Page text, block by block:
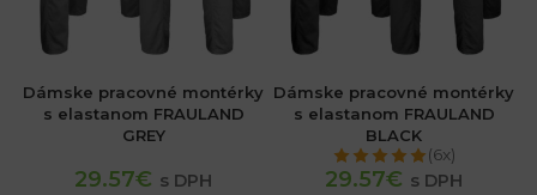
Dámske pracovné montérky
s elastanom FRAULAND
GREY
29.57€ s DPH
Dámske pracovné montérky
s elastanom FRAULAND
BLACK
(6x)
29.57€ s DPH